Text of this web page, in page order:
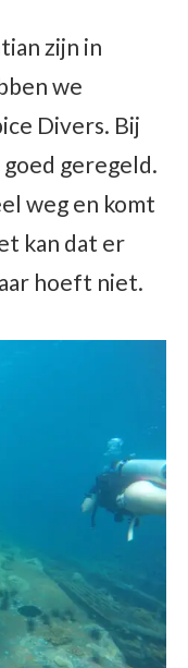
zijn in
we
Divers. Bij
geregeld.
weg en komt
kan dat er
hoeft niet.